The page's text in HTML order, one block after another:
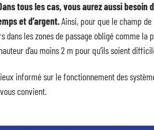
tous les cas, vous aurez aussi besoin
et d’argent.Ainsi, pour que le champ
dans les zones de passage obligé comme
d’au moins 2 m pour qu’ils soient
informé sur le fonctionnement des
convient.